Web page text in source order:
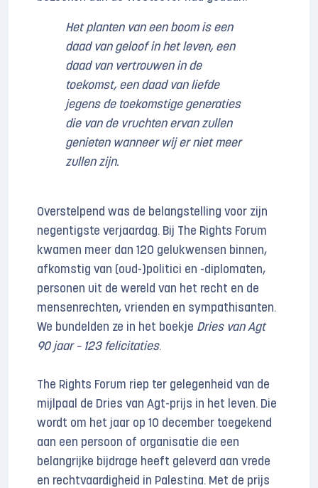
Het planten van een boom is een
daad van geloof in het leven, een
daad van vertrouwen in de
toekomst, een daad van liefde
jegens de toekomstige generaties
die van de vruchten ervan zullen
genieten wanneer wij er niet meer
zullen zijn.
Overstelpend was de belangstelling voor zijn
negentigste verjaardag. Bij The Rights Forum
kwamen meer dan 120 gelukwensen binnen,
afkomstig van (oud-)politici en -diplomaten,
personen uit de wereld van het recht en de
mensenrechten, vrienden en sympathisanten.
We bundelden ze in het boekje Dries van Agt
90 jaar – 123 felicitaties.
The Rights Forum riep ter gelegenheid van de
mijlpaal de Dries van Agt-prijs in het leven. Die
wordt om het jaar op 10 december toegekend
aan een persoon of organisatie die een
belangrijke bijdrage heeft geleverd aan vrede
en rechtvaardigheid in Palestina. Met de prijs